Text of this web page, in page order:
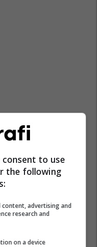
to use
the following
advertising and
research and
on a device